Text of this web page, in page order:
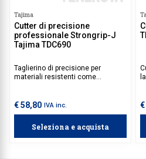
Tajima
Cutter di precisione
professionale Strongrip-J
Tajima TDC690
Taglierino di precisione per
materiali resistenti come
essere maneggiato con entrambe
le mani, consente di applicare
del materiale.
€ 58,80 IVA inc.
Seleziona e acquista